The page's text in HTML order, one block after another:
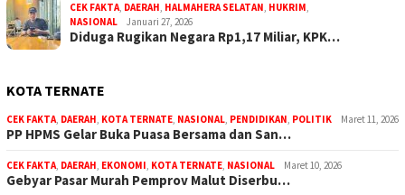
CEK FAKTA, DAERAH, HALMAHERA SELATAN, HUKRIM,
NASIONAL
Januari 27, 2026
Diduga Rugikan Negara Rp1,17 Miliar, KPK…
KOTA TERNATE
CEK FAKTA, DAERAH, KOTA TERNATE, NASIONAL, PENDIDIKAN, POLITIK Maret 11, 2026
PP HPMS Gelar Buka Puasa Bersama dan San…
CEK FAKTA, DAERAH, EKONOMI, KOTA TERNATE, NASIONAL Maret 10, 2026
Gebyar Pasar Murah Pemprov Malut Diserbu…